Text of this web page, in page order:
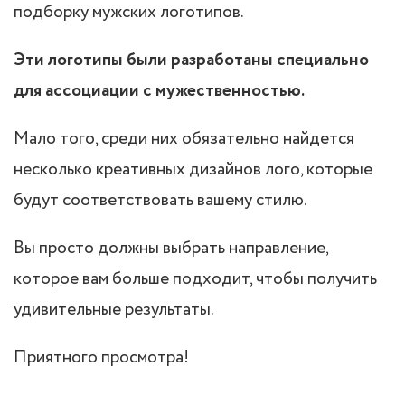
подборку мужских логотипов.
Эти логотипы были разработаны специально
для ассоциации с мужественностью.
Мало того, среди них обязательно найдется
несколько креативных дизайнов лого, которые
будут соответствовать вашему стилю.
Вы просто должны выбрать направление,
которое вам больше подходит, чтобы получить
удивительные результаты.
Приятного просмотра!